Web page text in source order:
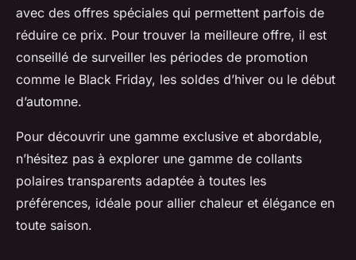
avec des offres spéciales qui permettent parfois de
réduire ce prix. Pour trouver la meilleure offre, il est
conseillé de surveiller les périodes de promotion
comme le Black Friday, les soldes d’hiver ou le début
d’automne.
Pour découvrir une gamme exclusive et abordable,
n’hésitez pas à explorer une gamme de collants
polaires transparents adaptée à toutes les
préférences, idéale pour allier chaleur et élégance en
toute saison.